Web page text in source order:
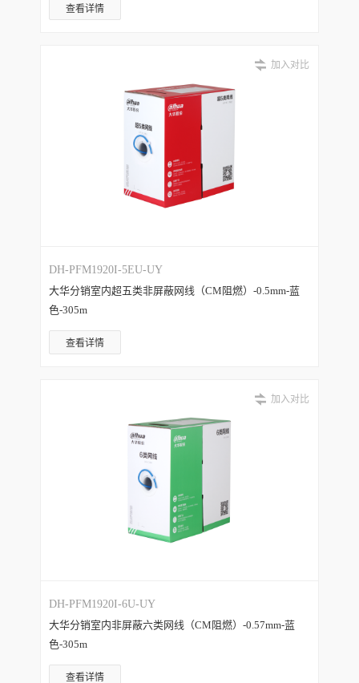
查看详情
加入对比
DH-PFM1920I-5EU-UY
大华分销室内超五类非屏蔽网线（CM阻燃）-0.5mm-蓝
色-305m
查看详情
加入对比
DH-PFM1920I-6U-UY
大华分销室内非屏蔽六类网线（CM阻燃）-0.57mm-蓝
色-305m
查看详情